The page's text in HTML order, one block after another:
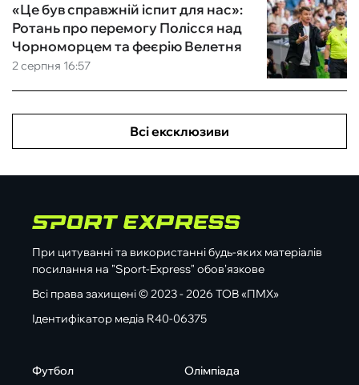
2 серпня 16:57
«Це був справжній іспит для нас»:
Ротань про перемогу Полісся над
Чорноморцем та феєрію Велетня
Всі ексклюзиви
При цитуванні та використанні будь-яких матеріалів
посилання на "Sport-Express" обов'язкове
Всі права захищені © 2023 - 2026 ТОВ «ПМХ»
Ідентифікатор медіа R40-06375
Футбол
Олімпіада